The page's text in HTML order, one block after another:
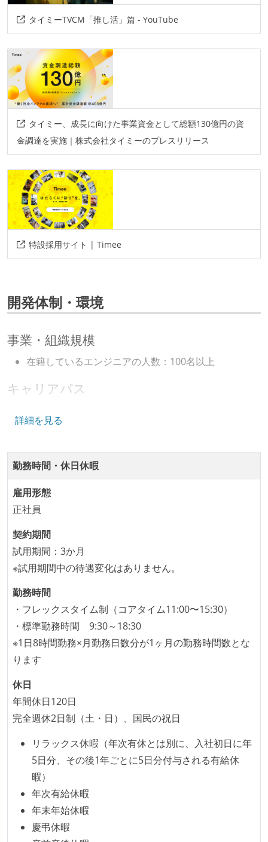
タイミーTVCM「推し活」篇 - YouTube
タイミー、成長に向けた事業資金として総額130億円の資
金調達を実施｜株式会社タイミーのプレスリリース
特設採用サイト | Timee
開発体制・環境
事業・組織規模
在籍しているエンジニアの人数：100名以上
キャリアパス
いる
技術カルチャー
CTO またはそれに準じる、技術やワークフローの標準
化を行う役割の人・部門が存在する
取締役（社内）または執行役員として、エンジニアリ
社外から登壇を依頼・指名を受けるようなエンジニア
が在籍している
エンジニアが自発的に外部のイベントやカンファレン
スに登壇している
Slack等で、最新技術の良し悪しをメンバーがよく会話
している
開発メンバーの裁量
任で好きなものを使うことができる
企画を決定する場に、実装を担当する開発メンバーが
参加している
タスクの見積もりは、実装を担当するメンバーが中心
となって行う
全体のスケジュール管理は、途中の成果を随時確認し
ながら、納期または盛り込む機能を柔軟に調整する形
で行う
コード品質向上のための取り組み
詳細を見る
勤務時間・休日休暇
雇用形態
正社員
契約期間
試用期間：3か月
※試用期間中の待遇変化はありません。
勤務時間
・フレックスタイム制（コアタイム11:00〜15:30）
・標準勤務時間 9:30～18:30
※1日8時間勤務×月勤務日数分が1ヶ月の勤務時間数とな
ります
休日
年間休日120日
完全週休2日制（土・日）、国民の祝日
リラックス休暇（年次有休とは別に、入社初日に年
5日分、その後1年ごとに5日分付与される有給休
暇）
年次有給休暇
年末年始休暇
慶弔休暇